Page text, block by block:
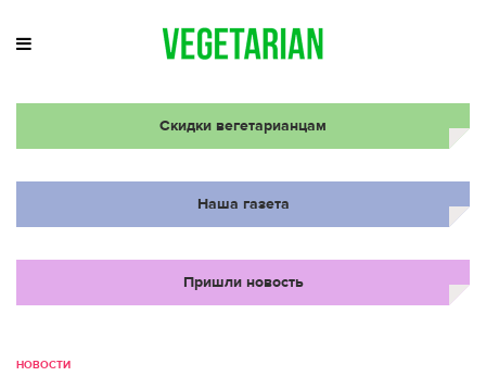
Скидки вегетарианцам
Наша газета
Пришли новость
НОВОСТИ